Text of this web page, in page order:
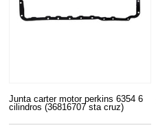
Junta carter motor perkins 6354 6
cilindros (36816707 sta cruz)